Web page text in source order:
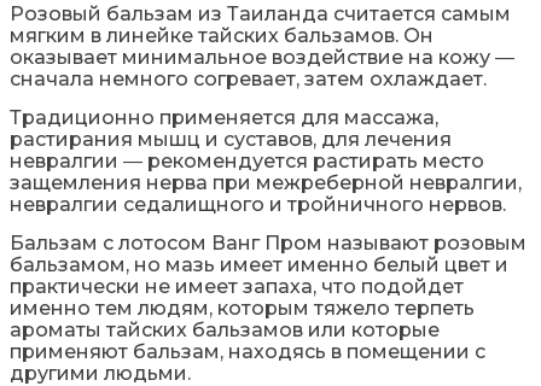
Розовый бальзам из Таиланда считается самым
мягким в линейке тайских бальзамов. Он
оказывает минимальное воздействие на кожу ―
сначала немного согревает, затем охлаждает.
Традиционно применяется для массажа,
растирания мышц и суставов, для лечения
невралгии ― рекомендуется растирать место
защемления нерва при межреберной невралгии,
невралгии седалищного и тройничного нервов.
Бальзам с лотосом Ванг Пром называют розовым
бальзамом, но мазь имеет именно белый цвет и
практически не имеет запаха, что подойдет
именно тем людям, которым тяжело терпеть
ароматы тайских бальзамов или которые
применяют бальзам, находясь в помещении с
другими людьми.